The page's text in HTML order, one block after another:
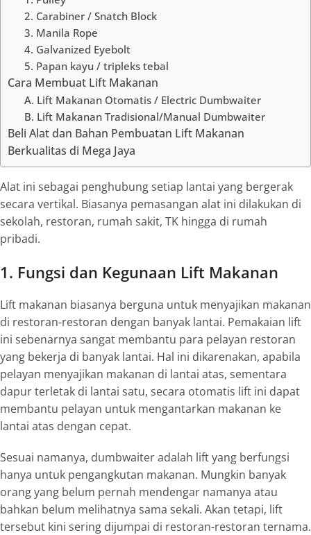
2. Carabiner / Snatch Block
3. Manila Rope
4. Galvanized Eyebolt
5. Papan kayu / tripleks tebal
Cara Membuat Lift Makanan
A. Lift Makanan Otomatis / Electric Dumbwaiter
B. Lift Makanan Tradisional/Manual Dumbwaiter
Beli Alat dan Bahan Pembuatan Lift Makanan
Berkualitas di Mega Jaya
Alat ini sebagai penghubung setiap lantai yang bergerak
secara vertikal. Biasanya pemasangan alat ini dilakukan di
sekolah, restoran, rumah sakit, TK hingga di rumah
pribadi.
1. Fungsi dan Kegunaan Lift Makanan
Lift makanan biasanya berguna untuk menyajikan makanan
di restoran-restoran dengan banyak lantai. Pemakaian lift
ini sebenarnya sangat membantu para pelayan restoran
yang bekerja di banyak lantai. Hal ini dikarenakan, apabila
pelayan menyajikan makanan di lantai atas, sementara
dapur terletak di lantai satu, secara otomatis lift ini dapat
membantu pelayan untuk mengantarkan makanan ke
lantai atas dengan cepat.
Sesuai namanya, dumbwaiteradalah liftyang berfungsi
hanya untuk pengangkutan makanan. Mungkin banyak
orang yang belum pernah mendengar namanya atau
bahkan belum melihatnya sama sekali. Akan tetapi, lift
tersebut kini sering dijumpai di restoran-restoran ternama.